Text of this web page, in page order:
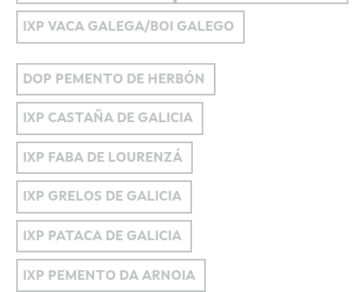
IXP VACA GALEGA/BOI GALEGO
DOP PEMENTO DE HERBÓN
IXP CASTAÑA DE GALICIA
IXP FABA DE LOURENZÁ
IXP GRELOS DE GALICIA
IXP PATACA DE GALICIA
IXP PEMENTO DA ARNOIA